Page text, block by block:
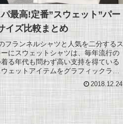
最高!定番”スウェット”パー
イズ比較まとめ
フランネルシャツと人気を二分するス
にスウェットシャツは、毎年流行の
る年代も問わず高い支持を得ている
ェットアイテムをグラフィックライ
...
2018.12.24